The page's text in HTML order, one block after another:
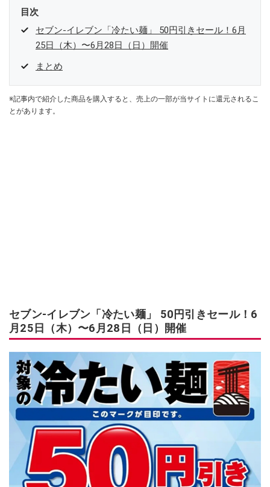
目次
セブン-イレブン「冷たい麺」 50円引きセール！6月
25日（木）〜6月28日（日）開催
まとめ
※記事内で紹介した商品を購入すると、売上の一部が当サイトに還元されるこ
とがあります。
セブン-イレブン「冷たい麺」 50円引きセール！6
月25日（木）〜6月28日（日）開催